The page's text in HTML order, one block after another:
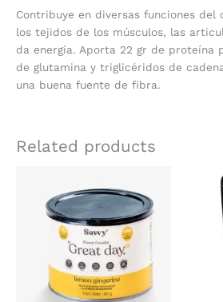
Contribuye en diversas funciones del
los tejidos de los músculos, las
da energía. Aporta 22 gr de proteína
de glutamina y triglicéridos de
una buena fuente de fibra.
Related products